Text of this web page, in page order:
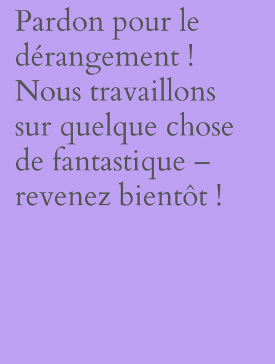
Pardon pour le
dérangement !
Nous travaillons
sur quelque chose
de fantastique –
revenez bientôt !